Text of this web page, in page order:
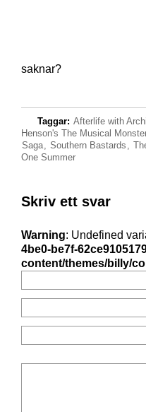
saknar?
Taggar: Afterlife with
Henson's The Musical
Saga, Southern Bastards ,
One Summer
Skriv ett svar
Warning: Undefined
4be0-be7f-
content/themes/billy/